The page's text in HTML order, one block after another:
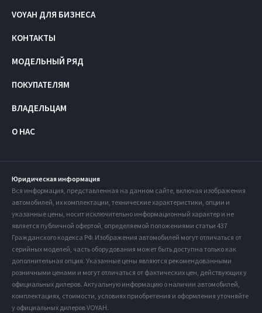
VOYAH ДЛЯ БИЗНЕСА
КОНТАКТЫ
МОДЕЛЬНЫЙ РЯД
ПОКУПАТЕЛЯМ
ВЛАДЕЛЬЦАМ
О НАС
Юридическая информация
Вся информация, представленная на данном сайте, включая изображения
автомобилей, их комплектации, технические характеристики, опции и
указанные цены, носит исключительно информационный характер и не
является публичной офертой, определяемой положениями статьи 437
Гражданского кодекса РФ. Изображения автомобилей могут отличаться от
серийных моделей, часть оборудования может быть доступна только как
дополнительная опция. Указанные цены являются рекомендованными
розничными ценами и могут отличаться от фактических цен, действующих у
официальных дилеров. Актуальную информацию о наличии автомобилей,
комплектациях, стоимости, условиях приобретения и оформления уточняйте
у официальных дилеров VOYAH.